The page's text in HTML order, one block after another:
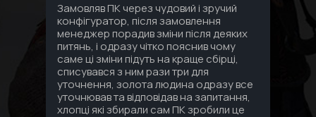
Замовляв ПК через чудовий і зручий
конфігуратор, після замовлення
менеджер порадив зміни після деяких
питянь, і одразу чітко пояснив чому
саме ці зміни підуть на краще сбірці,
списувався з ним рази три для
уточнення, золота людина одразу все
уточнював та відповідав на запитання,
хлопці які збирали сам ПК зробили це